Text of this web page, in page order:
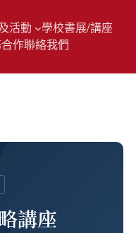
活動
學校書展/講座
作聯絡我們
講座